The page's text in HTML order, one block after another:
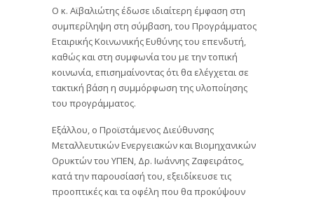
Ο κ. Αϊβαλιώτης έδωσε ιδιαίτερη έμφαση στη
συμπερίληψη στη σύμβαση, του Προγράμματος
Εταιρικής Κοινωνικής Ευθύνης του επενδυτή,
καθώς και στη συμφωνία του με την τοπική
κοινωνία, επισημαίνοντας ότι θα ελέγχεται σε
τακτική βάση η συμμόρφωση της υλοποίησης
του προγράμματος.
Εξάλλου, ο Προϊστάμενος Διεύθυνσης
Μεταλλευτικών Ενεργειακών και Βιομηχανικών
Ορυκτών του ΥΠΕΝ, Δρ. Ιωάννης Ζαφειράτος,
κατά την παρουσίασή του, εξειδίκευσε τις
προοπτικές και τα οφέλη που θα προκύψουν